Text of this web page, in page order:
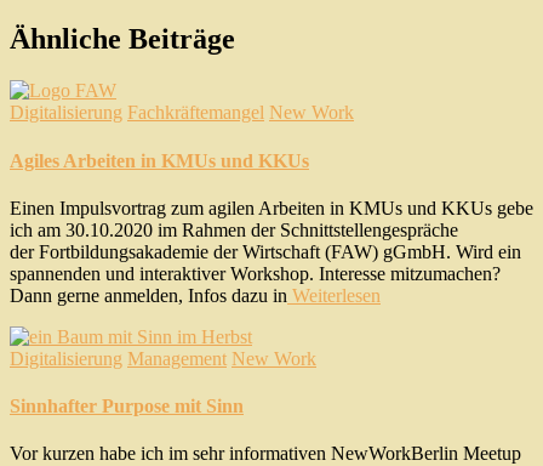
Ähnliche Beiträge
Digitalisierung Fachkräftemangel New Work
Agiles Arbeiten in KMUs und KKUs
Einen Impulsvortrag zum agilen Arbeiten in KMUs und KKUs gebe
ich am 30.10.2020 im Rahmen der Schnittstellengespräche
der Fortbildungsakademie der Wirtschaft (FAW) gGmbH. Wird ein
spannenden und interaktiver Workshop. Interesse mitzumachen?
Dann gerne anmelden, Infos dazu in Weiterlesen
Digitalisierung Management New Work
Sinnhafter Purpose mit Sinn
Vor kurzen habe ich im sehr informativen NewWorkBerlin Meetup